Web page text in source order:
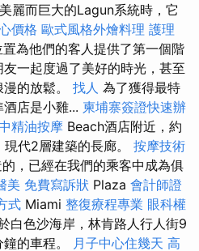
麗而巨大的Lagun系統時，它
價格 歐式風格外燴料理 護理
為他們的客人提供了第一個階
一起度過了美好的時光，甚至
的放鬆。 找人 為了獲得最特
店是小雞... 柬埔寨簽證快速辦
精油按摩 Beach酒店附近，約
代2層建築的長廊。 按摩技術
，已經在我們的乘客中成為俱
美 免費寫訴狀 Plaza 會計師證
式 Miami 整復療程專業 眼科權
白色沙海岸，林肯路人行人街9
的車程。
月子中心住幾天 高